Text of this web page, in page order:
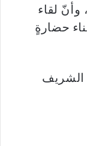
وأنّ لقاء
حضارةٍ